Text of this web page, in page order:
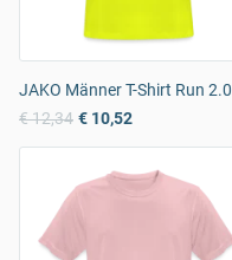
JAKO Männer T-Shirt Run 2.0
€ 12,34 € 10,52